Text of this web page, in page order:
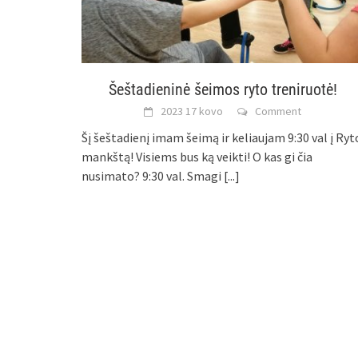
Šeštadieninė šeimos ryto treniruotė!
2023 17 kovo Comment
Šį šeštadienį imam šeimą ir keliaujam 9:30 val į
mankštą! Visiems bus ką veikti! O kas gi čia
nusimato? 9:30 val. Smagi [...]